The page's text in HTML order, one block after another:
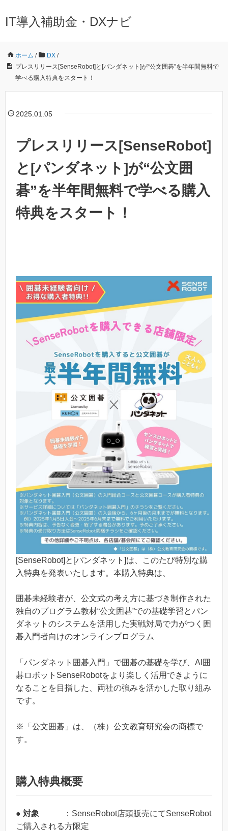
IT導入補助金・DXナビ
ホーム / DX /
プレスリリース[SenseRobot]と[パンダネット]が“公文囲碁”を半年間無料で
学べる購入特典をスタート！
2025.01.05
プレスリリース[SenseRobot]
と[パンダネット]が“公文囲
碁”を半年間無料で学べる購入
特典をスタート！
[SenseRobot]と[パンダネット]は、このたび特別な購
入特典を発表いたします。本購入特典は、
囲碁未経験者が、公文式の考え方に基づき制作された
独自のプログラム教材“公文囲碁”での基礎学習とパン
ダネットのシステムを活用した実戦対局で力がつく囲
碁入門者向けのオンラインプログラム
「パンダネット囲碁入門」で囲碁の基礎を学び、AI囲
碁ロボットSenseRobotをより楽しく活用できように
なることを目指した、両社の強みを活かした取り組み
です。
※「公文囲碁」は、（株）公文教育研究会の商標で
す。
購入特典概要
● 対象
：SenseRobot店頭販売にてSenseRobot
ご購入される方限定